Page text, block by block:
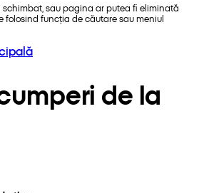
sau pagina ar putea fi eliminată
folosind funcția de căutare sau meniul
de la